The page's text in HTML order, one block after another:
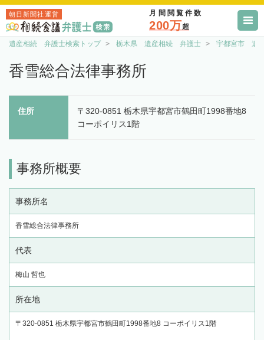
朝日新聞社運営 月間閲覧件数
200万超
遺産相続 弁護士検索トップ 栃木県 遺産相続 弁護士 宇都宮市 遺
香雪総合法律事務所
住所
〒320-0851 栃木県宇都宮市鶴田町1998番地8
コーポイリス1階
事務所概要
事務所名
香雪総合法律事務所
代表
梅山 哲也
所在地
〒320-0851 栃木県宇都宮市鶴田町1998番地8 コーポイリス1階